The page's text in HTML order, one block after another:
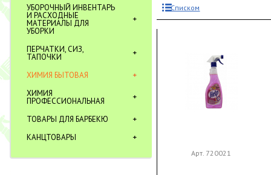
УБОРОЧНЫЙ ИНВЕНТАРЬ
И РАСХОДНЫЕ
МАТЕРИАЛЫ ДЛЯ
УБОРКИ
ПЕРЧАТКИ, СИЗ,
ТАПОЧКИ
ХИМИЯ БЫТОВАЯ
ХИМИЯ
ПРОФЕССИОНАЛЬНАЯ
ТОВАРЫ ДЛЯ БАРБЕКЮ
КАНЦТОВАРЫ
Списком
Арт. 720021